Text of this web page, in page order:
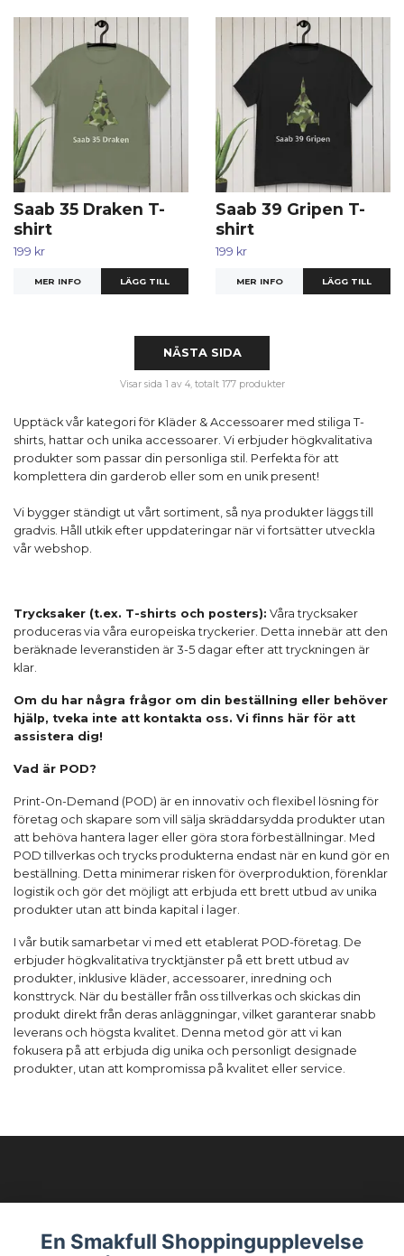
Saab 35 Draken T-
shirt
199 kr
MER INFO LÄGG TILL
Saab 39 Gripen T-
shirt
199 kr
MER INFO LÄGG TILL
NÄSTA SIDA
Visar sida 1 av 4, totalt 177 produkter
Upptäck vår kategori för Kläder & Accessoarer med stiliga T-
shirts, hattar och unika accessoarer. Vi erbjuder högkvalitativa
produkter som passar din personliga stil. Perfekta för att
komplettera din garderob eller som en unik present!
Vi bygger ständigt ut vårt sortiment, så nya produkter läggs till
gradvis. Håll utkik efter uppdateringar när vi fortsätter utveckla
vår webshop.
Trycksaker (t.ex. T-shirts och posters): Våra trycksaker
produceras via våra europeiska tryckerier. Detta innebär att den
beräknade leveranstiden är 3-5 dagar efter att tryckningen är
klar.
Om du har några frågor om din beställning eller behöver
hjälp, tveka inte att kontakta oss. Vi finns här för att
assistera dig!
Vad är POD?
Print-On-Demand (POD) är en innovativ och flexibel lösning för
företag och skapare som vill sälja skräddarsydda produkter utan
att behöva hantera lager eller göra stora förbeställningar. Med
POD tillverkas och trycks produkterna endast när en kund gör en
beställning. Detta minimerar risken för överproduktion, förenklar
logistik och gör det möjligt att erbjuda ett brett utbud av unika
produkter utan att binda kapital i lager.
I vår butik samarbetar vi med ett etablerat POD-företag. De
erbjuder högkvalitativa trycktjänster på ett brett utbud av
produkter, inklusive kläder, accessoarer, inredning och
konsttryck. När du beställer från oss tillverkas och skickas din
produkt direkt från deras anläggningar, vilket garanterar snabb
leverans och högsta kvalitet. Denna metod gör att vi kan
fokusera på att erbjuda dig unika och personligt designade
produkter, utan att kompromissa på kvalitet eller service.
En Smakfull Shoppingupplevelse